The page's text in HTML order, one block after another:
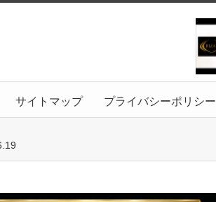
サイトマップ プライバシーポリシー